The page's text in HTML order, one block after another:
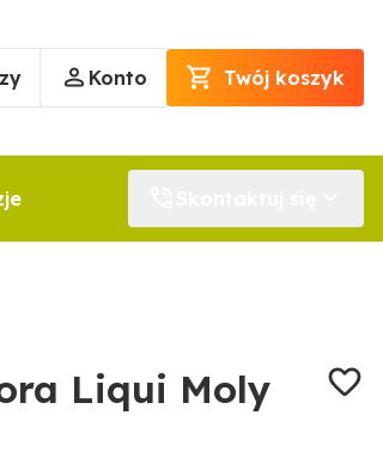
Konto Twój koszyk
Liqui Moly